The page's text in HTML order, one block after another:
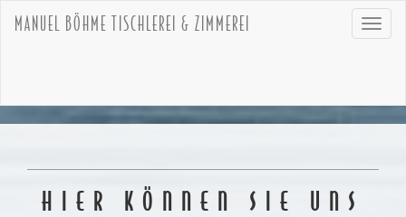
MANUEL BÖHME TISCHLEREI & ZIMMEREI
HIER KÖNNEN SIE UNS